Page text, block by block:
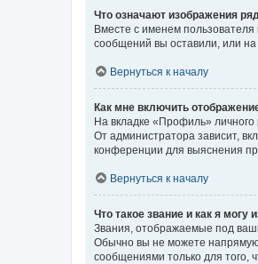
Что означают изображения
Вместе с именем пользователя
сообщений вы оставили, или на
Вернуться к началу
Как мне включить
На вкладке «Профиль»
От администратора зависит,
конференции для выяснения
Вернуться к началу
Что такое звание и как я могу
Звания, отображаемые под
Обычно вы не можете
сообщениями только для того,